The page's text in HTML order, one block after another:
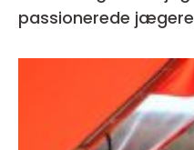
passionerede jægere